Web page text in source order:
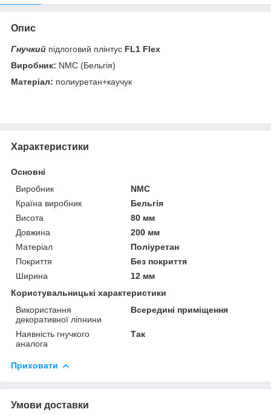
Опис
Гнучкий підлоговий плінтус FL1 Flex
Виробник: NMC (Бельгія)
Матеріал: полиуретан+каучук
Характеристики
Основні
Виробник
NMC
Країна виробник
Бельгія
Висота
80 мм
Довжина
200 мм
Матеріал
Поліуретан
Покриття
Без покриття
Ширина
12 мм
Користувальницькі характеристики
Використання
декоративної ліпнини
Всередині приміщення
Наявність гнучкого
аналога
Так
Приховати
Умови доставки